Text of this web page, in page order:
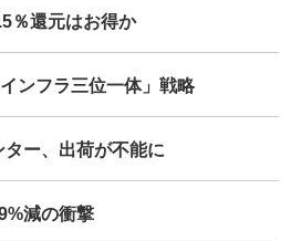
％還元はお得か
ンフラ三位一体」戦略
ー、出荷が不能に
減の衝撃